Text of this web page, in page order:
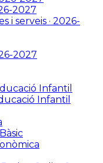
2027
i serveis · 2026-
2027
Infantil
Infantil